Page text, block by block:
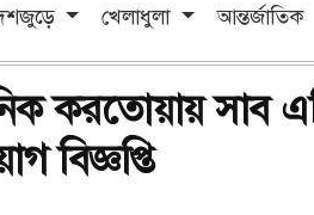
খেলাধুলা আন্তর্জাতিক
করতোয়ায় সাব
বিজ্ঞপ্তি